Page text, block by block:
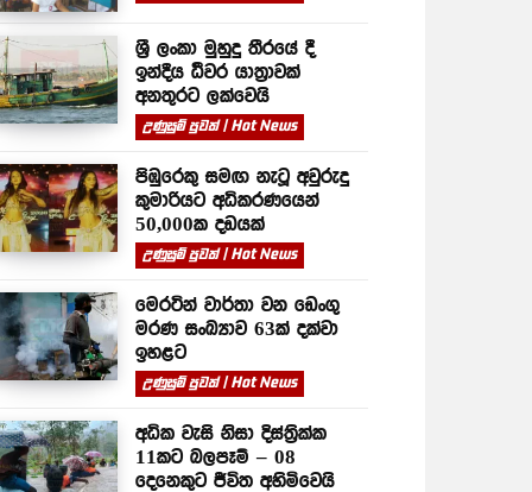
ශ්‍රී ලංකා මුහුදු තීරයේ දී
ඉන්දීය ධීවර යාත්‍රාවක්
අනතුරට ලක්වෙයි
උණුසුම් පුවත් | Hot News
පිඹුරෙකු සමඟ නැටූ අවුරුදු
කුමාරියට අධිකරණයෙන්
50,000ක දඩයක්
උණුසුම් පුවත් | Hot News
මෙරටින් වාර්තා වන ඩෙංගු
මරණ සංඛ්‍යාව 63ක් දක්වා
ඉහළට
උණුසුම් පුවත් | Hot News
අධික වැසි නිසා දිස්ත්‍රික්ක
11කට බලපෑම් – 08
දෙනෙකුට ජීවිත අහිමිවෙයි